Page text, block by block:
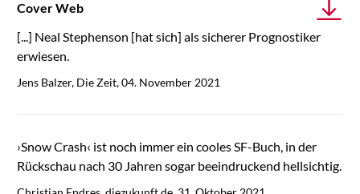
Cover Web
[...] Neal Stephenson [hat sich] als sicherer Prognostiker
erwiesen.
Jens Balzer, Die Zeit, 04. November 2021
›Snow Crash‹ ist noch immer ein cooles SF-Buch, in der
Rückschau nach 30 Jahren sogar beeindruckend hellsichtig.